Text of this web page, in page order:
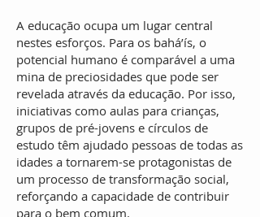
A educação ocupa um lugar central
nestes esforços. Para os bahá’ís, o
potencial humano é comparável a uma
mina de preciosidades que pode ser
revelada através da educação. Por isso,
iniciativas como aulas para crianças,
grupos de pré-jovens e círculos de
estudo têm ajudado pessoas de todas as
idades a tornarem-se protagonistas de
um processo de transformação social,
reforçando a capacidade de contribuir
para o bem comum.